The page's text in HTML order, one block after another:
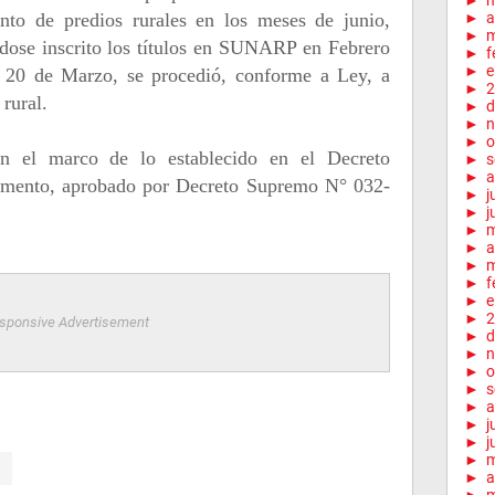
de predios rurales en los meses de junio,
inscrito los títulos en SUNARP en Febrero
de Marzo, se procedió, conforme a Ley, a
el marco de lo establecido en el Decreto
aprobado por Decreto Supremo N° 032-
Advertisement
►
►
►
►
►
►
►
►
►
►
►
►
►
►
►
►
►
►
►
►
►
►
►
►
►
►
►